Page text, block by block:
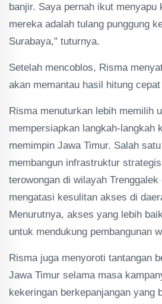
banjir. Saya pernah ikut menyapu
mereka adalah tulang punggung
Surabaya," tuturnya.
Setelah mencoblos, Risma
akan memantau hasil hitung
Risma menuturkan lebih memilih
mempersiapkan langkah-langkah
memimpin Jawa Timur. Salah
membangun infrastruktur
terowongan di wilayah
mengatasi kesulitan akses di
Menurutnya, akses yang lebih
untuk mendukung pembangunan
Risma juga menyoroti tantangan
Jawa Timur selama masa
kekeringan berkepanjangan yang